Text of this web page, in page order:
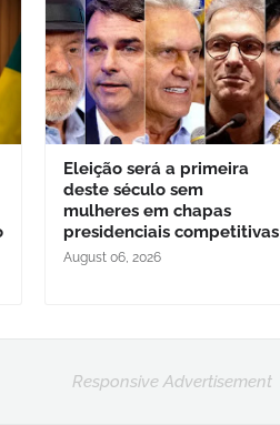
Eleição será a primeira
deste século sem
mulheres em chapas
presidenciais competitivas
August 06, 2026
Responsive Advertisement